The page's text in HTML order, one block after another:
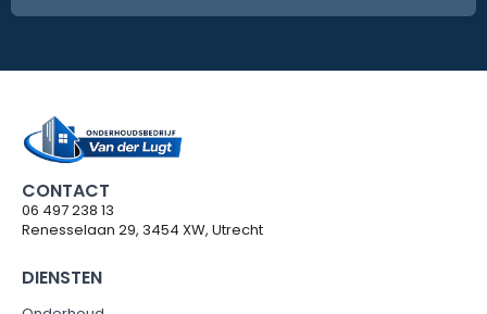
CONTACT
06 497 238 13
Renesselaan 29, 3454 XW, Utrecht
DIENSTEN